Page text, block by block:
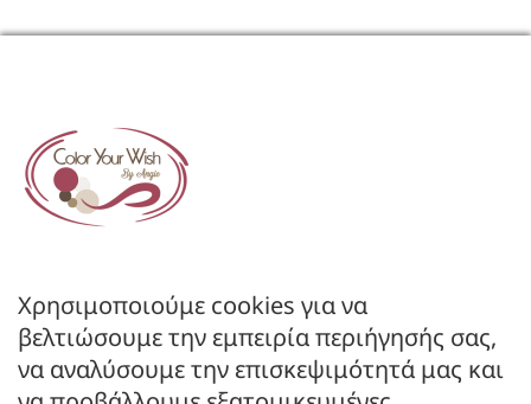
ΚΑΤΑΣΤΗΜΑ
Εγγραφή Χονδρικής
Μέθοδοι Πληρωμής
Μέθοδοι Αποστολής
Χρησιμοποιούμε cookies για να
βελτιώσουμε την εμπειρία περιήγησής σας,
να αναλύσουμε την επισκεψιμότητά μας και